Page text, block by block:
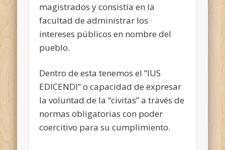
magistrados y consistía en la
facultad de administrar los
intereses públicos en nombre del
pueblo.
Dentro de esta tenemos el “IUS
EDICENDI” o capacidad de expresar
la voluntad de la “civitas” a través de
normas obligatorias con poder
coercitivo para su cumplimiento.